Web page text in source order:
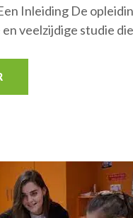
Inleiding De
veelzijdige studie